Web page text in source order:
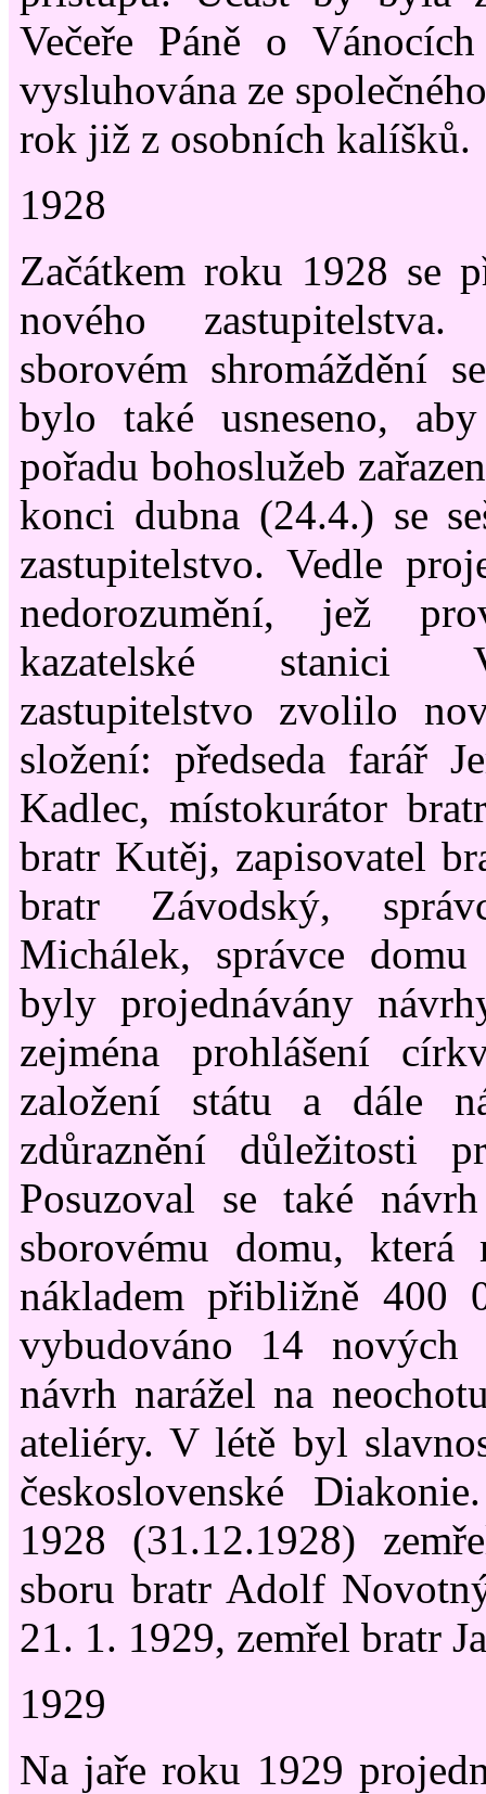
Večeře Páně o
vysluhována ze
rok již z osobních kalíšků.
1928
Začátkem roku 1928 se
nového
sborovém shromáždění
bylo také usneseno,
pořadu bohoslužeb
konci dubna (24.4.) se
zastupitelstvo. Vedle
nedorozumění, jež
kazatelské stanici
zastupitelstvo zvolilo
složení: předseda farář
Kadlec, místokurátor
bratr Kutěj, zapisovatel
bratr Závodský,
Michálek, správce
byly projednávány
zejména prohlášení
založení státu a dále
zdůraznění důležitosti
Posuzoval se také
sborovému domu, která
nákladem přibližně
vybudováno 14 nových
návrh narážel na
ateliéry. V létě byl
československé
1928 (31.12.1928)
sboru bratr Adolf
21. 1. 1929, zemřel bratr
1929
Na jaře roku 1929